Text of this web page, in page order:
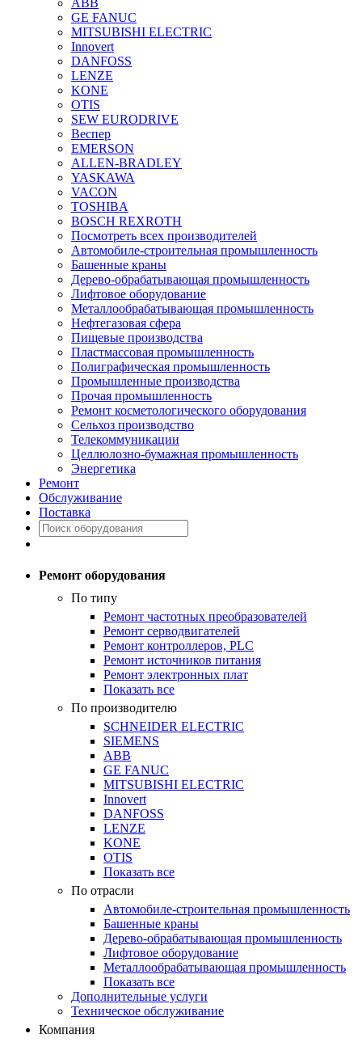
ABB
GE FANUC
MITSUBISHI ELECTRIC
Innovert
DANFOSS
LENZE
KONE
OTIS
SEW EURODRIVE
Веспер
EMERSON
ALLEN-BRADLEY
YASKAWA
VACON
TOSHIBA
BOSCH REXROTH
Посмотреть всех производителей
Автомобиле-строительная промышленность
Башенные краны
Дерево-обрабатывающая промышленность
Лифтовое оборудование
Металлообрабатывающая промышленность
Нефтегазовая сфера
Пищевые производства
Пластмассовая промышленность
Полиграфическая промышленность
Промышленные производства
Прочая промышленность
Ремонт косметологического оборудования
Сельхоз производство
Телекоммуникации
Целлюлозно-бумажная промышленность
Энергетика
Ремонт
Обслуживание
Поставка
Ремонт оборудования
По типу
Ремонт частотных преобразователей
Ремонт серводвигателей
Ремонт контроллеров, PLC
Ремонт источников питания
Ремонт электронных плат
Показать все
По производителю
SCHNEIDER ELECTRIC
SIEMENS
ABB
GE FANUC
MITSUBISHI ELECTRIC
Innovert
DANFOSS
LENZE
KONE
OTIS
Показать все
По отрасли
Автомобиле-строительная промышленность
Башенные краны
Дерево-обрабатывающая промышленность
Лифтовое оборудование
Металлообрабатывающая промышленность
Показать все
Дополнительные услуги
Техническое обслуживание
Компания